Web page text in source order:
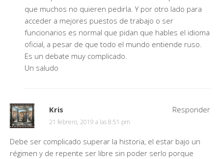
que muchos no quieren pedirla. Y por otro lado para
acceder a mejores puestos de trabajo o ser
funcionarios es normal que pidan que hables el idioma
oficial, a pesar de que todo el mundo entiende ruso.
Es un debate muy complicado.
Un saludo
Kris
21 febrero, 2019 a las 8:51 pm
Debe ser complicado superar la historia, el estar bajo un
régimen y de repente ser libre sin poder serlo porque
Responder